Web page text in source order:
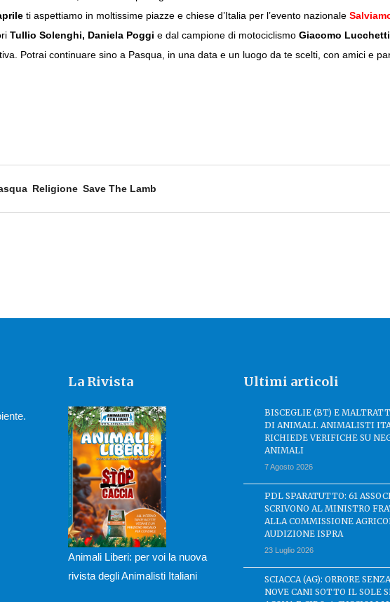
ti aspettiamo in moltissime piazze e chiese d’Italia per l’evento nazionale
Tullio Solenghi, Daniela Poggi e dal campione di motociclismo Giacomo Lucchetti
Potrai continuare sino a Pasqua, in una data e un luogo da te scelti, con amici e
Religione Save The Lamb
La Rivista
Animali Liberi: per voi la nuova
rivista degli Animalisti Italiani
Ultimi articoli
BISCEGLIE (BT) E
DI ANIMALI. ANIMALISTI
RICHIEDE VERIFICHE SU
ANIMALI
7 Agosto 2026
PDL SPARATUTTO: 61
SCRIVONO AL MINISTRO
ALLA COMMISSIONE
AUDIZIONE ISPRA
23 Luglio 2026
SCIACCA (AG): ORRORE
NOVE CANI SOTTO IL SOLE